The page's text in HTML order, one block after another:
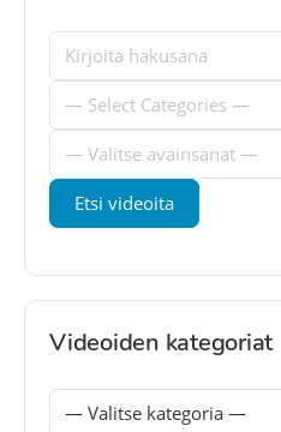
Videoiden kategoriat